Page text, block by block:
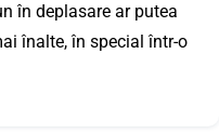
în deplasare ar putea
înalte, în special într-o